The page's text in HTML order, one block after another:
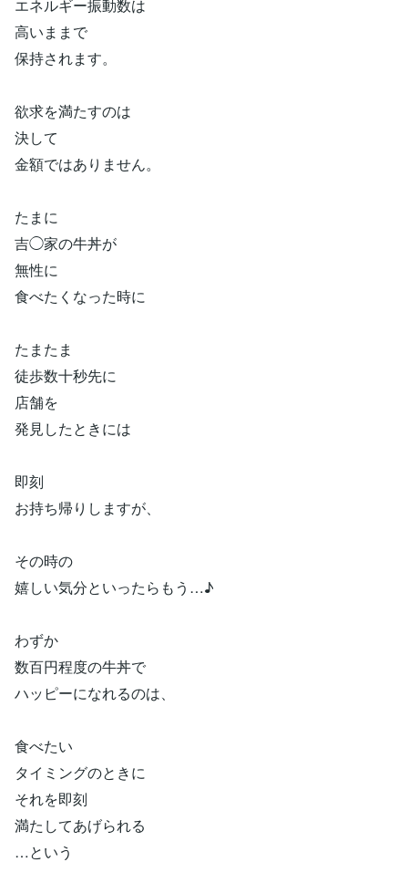
エネルギー振動数は
高いままで
保持されます。
欲求を満たすのは
決して
金額ではありません。
たまに
吉◯家の牛丼が
無性に
食べたくなった時に
たまたま
徒歩数十秒先に
店舗を
発見したときには
即刻
お持ち帰りしますが、
その時の
嬉しい気分といったらもう…♪
わずか
数百円程度の牛丼で
ハッピーになれるのは、
食べたい
タイミングのときに
それを即刻
満たしてあげられる
…という